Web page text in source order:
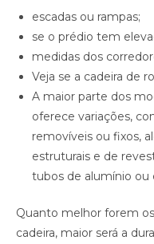
escadas ou rampas;
se o prédio tem
medidas dos
Veja se a cadeira de
A maior parte dos
oferece variações,
removíveis ou fixos,
estruturais e de
tubos de alumínio ou
Quanto melhor forem
cadeira, maior será a